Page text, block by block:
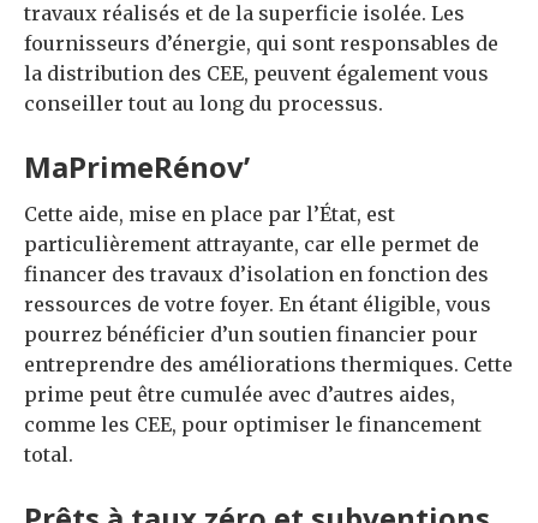
travaux réalisés et de la superficie isolée. Les
fournisseurs d’énergie, qui sont responsables de
la distribution des CEE, peuvent également vous
conseiller tout au long du processus.
MaPrimeRénov’
Cette aide, mise en place par l’État, est
particulièrement attrayante, car elle permet de
financer des travaux d’isolation en fonction des
ressources de votre foyer. En étant éligible, vous
pourrez bénéficier d’un soutien financier pour
entreprendre des améliorations thermiques. Cette
prime peut être cumulée avec d’autres aides,
comme les CEE, pour optimiser le financement
total.